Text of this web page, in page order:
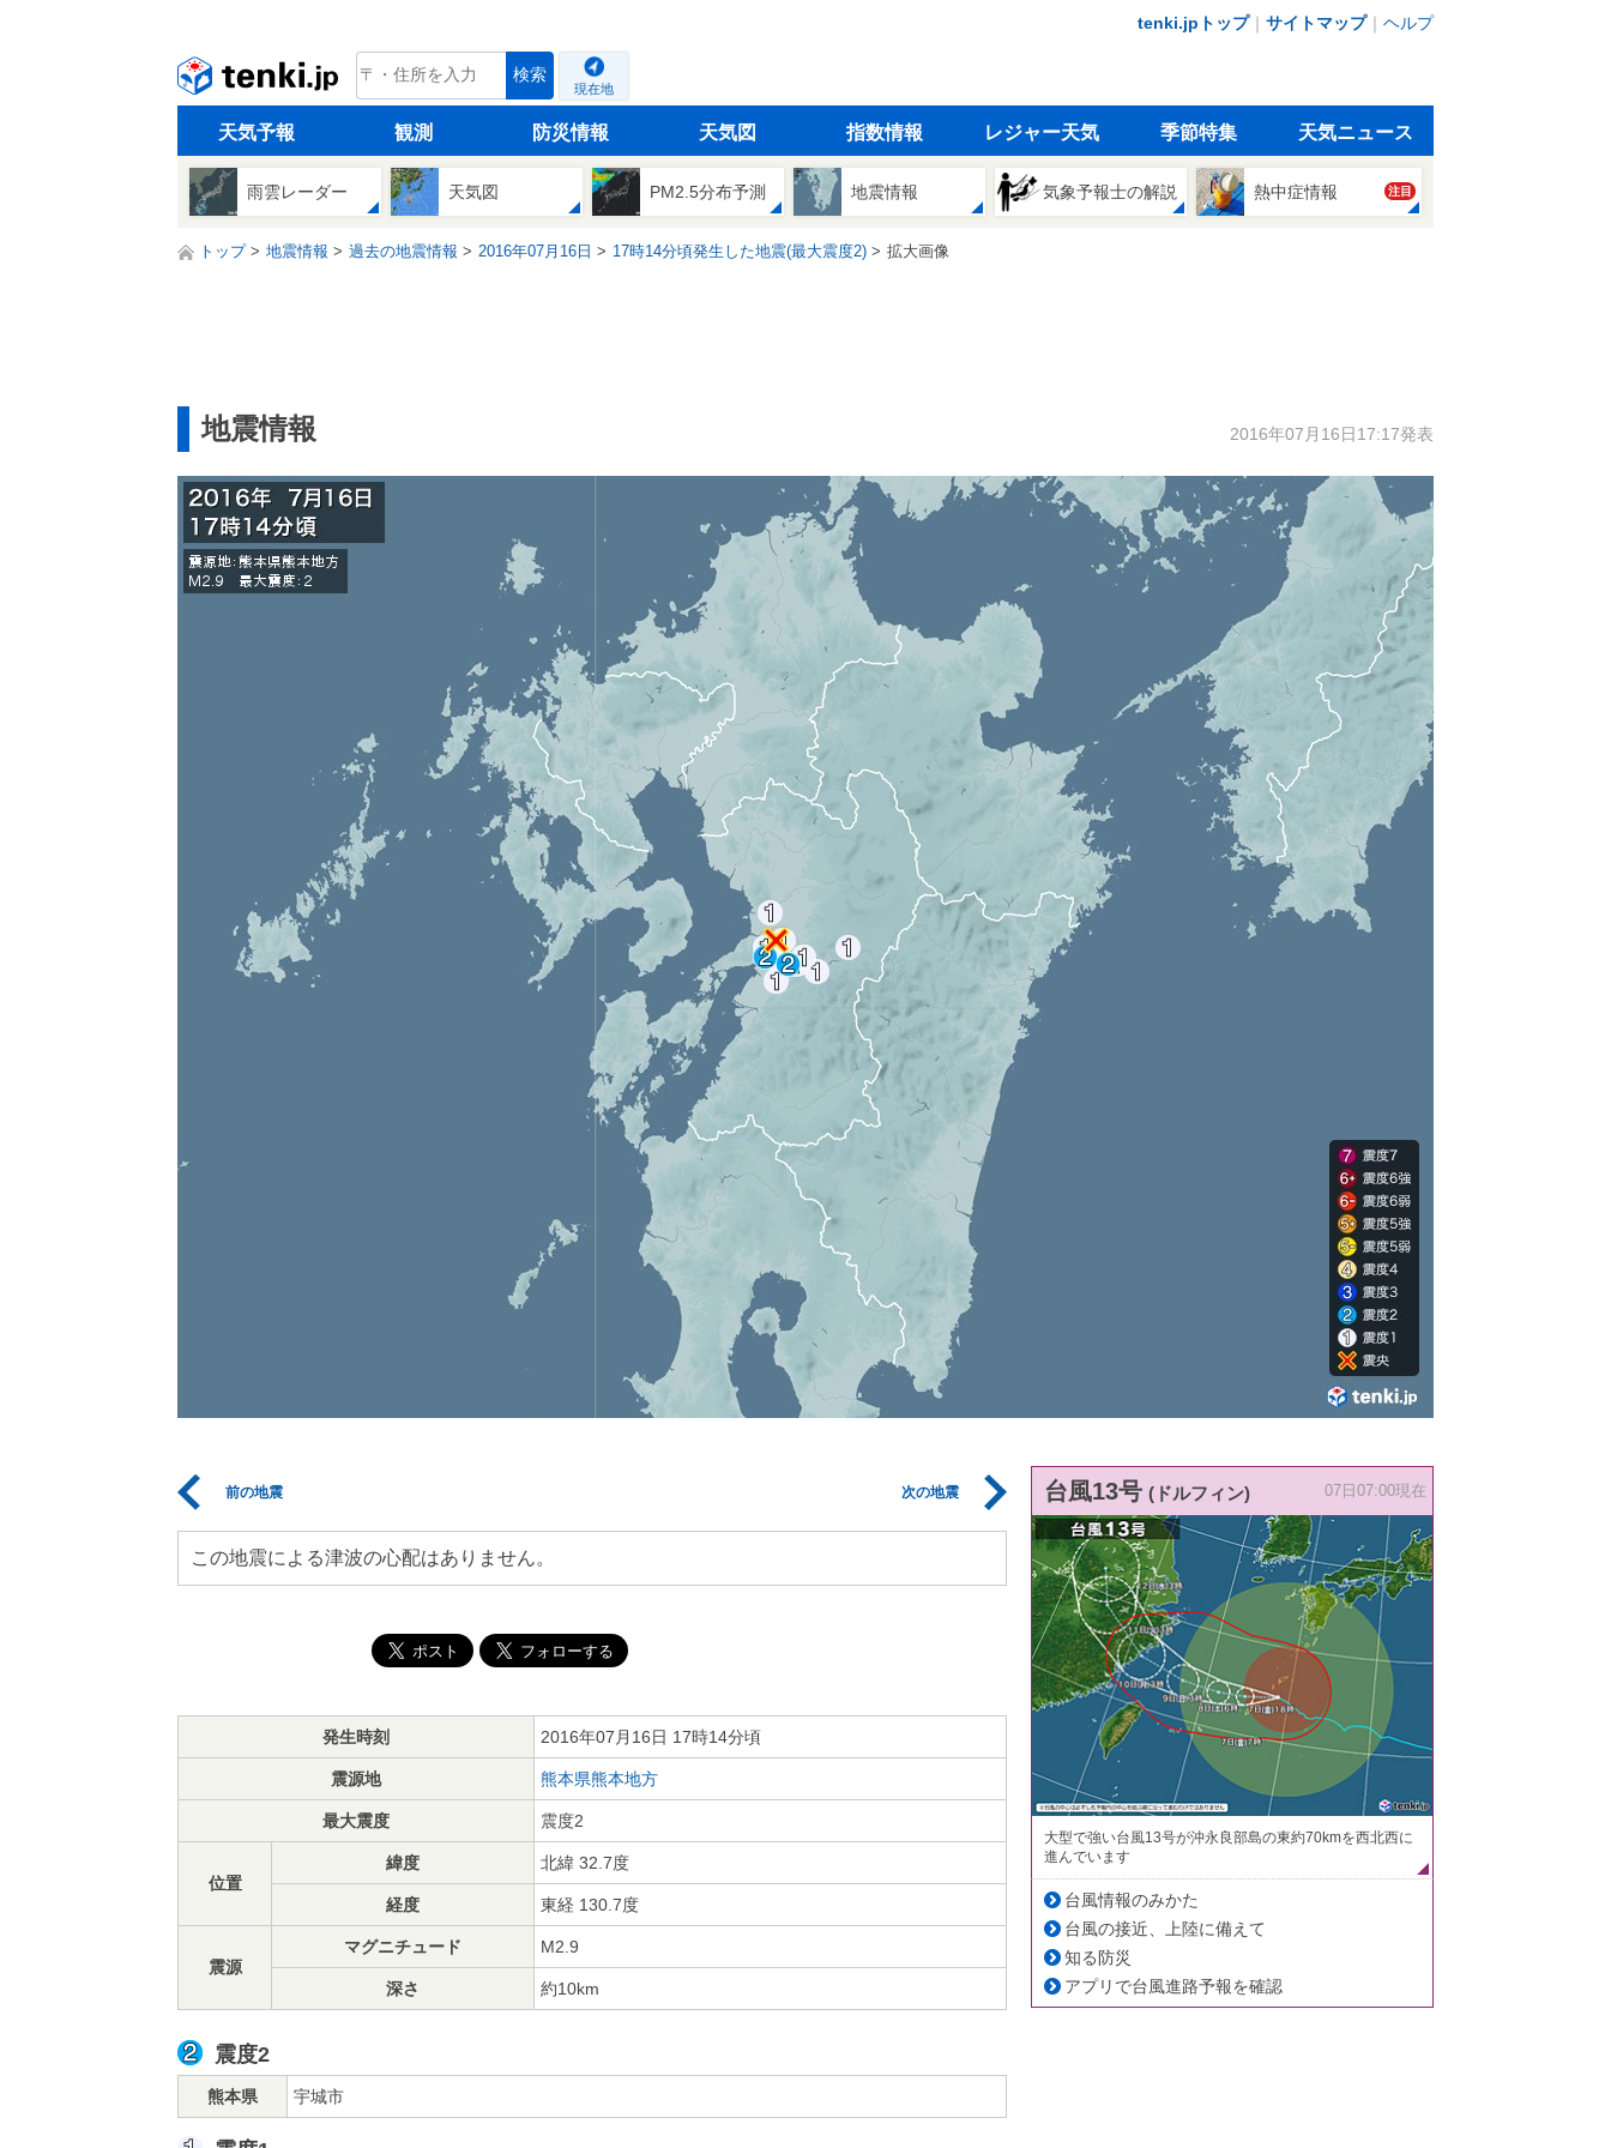
tenki.jpトップ｜ サイトマップ｜ ヘルプ
tenki.jp 検索
現在地
天気予報 観測 防災情報 天気図 指数情報 レジャー天気 季節特集 天気ニュース
雨雲レーダー 天気図 PM2.5分布予測 地震情報 気象予報士の解説 熱中症情報 注目
トップ 地震情報 過去の地震情報 2016年07月16日 17時14分頃発生した地震(最大震度2) 拡大画像
地震情報 2016年07月16日17:17発表
前の地震 次の地震
この地震による津波の心配はありません。
発生時刻 2016年07月16日 17時14分頃
震源地 熊本県熊本地方
最大震度 震度2
位置
緯度 北緯 32.7度
経度 東経 130.7度
震源
マグニチュード M2.9
深さ 約10km
震度2
熊本県 宇城市
台風13号 (ドルフィン) 07日07:00現在
大型で強い台風13号が沖永良部島の東約70kmを西北西に
進んでいます
台風情報のみかた
台風の接近、上陸に備えて
知る防災
アプリで台風進路予報を確認